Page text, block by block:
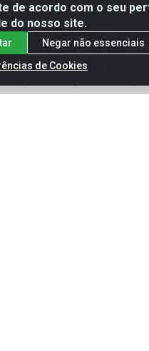
de acordo com o seu
do nosso site.
Negar não essenciais
de Cookies